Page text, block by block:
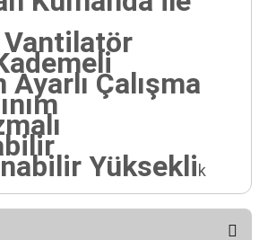
Vantilatör
Ayarlı Çalışma
Yükseklik